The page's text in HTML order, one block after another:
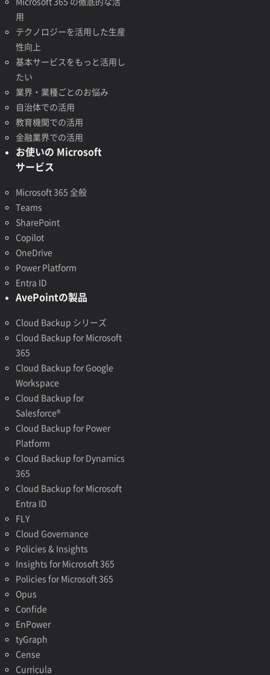
用
テクノロジーを活用した生産
性向上
基本サービスをもっと活用し
たい
業界・業種ごとのお悩み
自治体での活用
教育機関での活用
金融業界での活用
お使いの Microsoft
サービス
Microsoft 365 全般
Teams
SharePoint
Copilot
OneDrive
Power Platform
Entra ID
AvePointの製品
Cloud Backup シリーズ
Cloud Backup for Microsoft
365
Cloud Backup for Google
Workspace
Cloud Backup for
Salesforce®
Cloud Backup for Power
Platform
Cloud Backup for Dynamics
365
Cloud Backup for Microsoft
Entra ID
FLY
Cloud Governance
Policies & Insights
Insights for Microsoft 365
Policies for Microsoft 365
Opus
Confide
EnPower
tyGraph
Cense
Curricula